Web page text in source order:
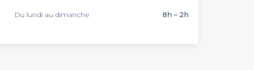
Du lundi au dimanche 8h – 2h